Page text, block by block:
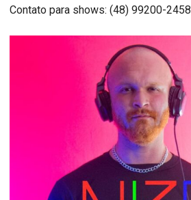
Contato para shows: (48) 99200-2458